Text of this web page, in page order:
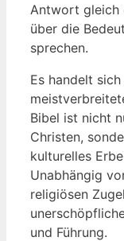
Antwort ⁣gleich
über ‍die
⁢sprechen.
Es‍ handelt
Bibel ist nicht
Christen,‌
kulturelles
Unabhängig
‌religiösen
und Führung.